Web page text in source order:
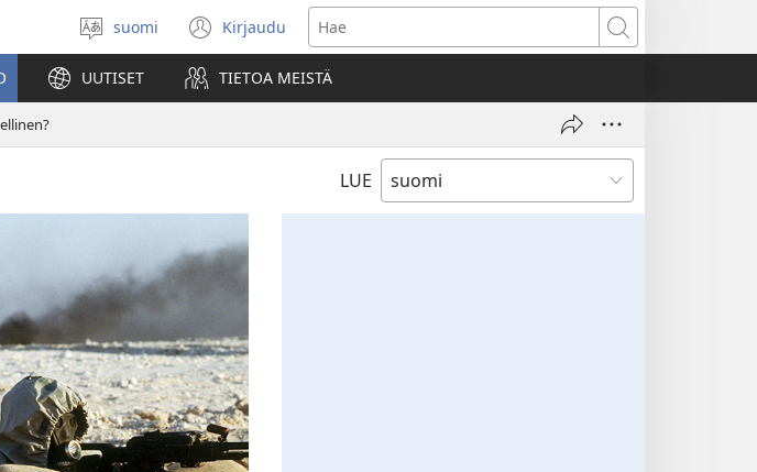
Valitse
kieli
suomi Kirjaudu
(avaa
uuden
ikkunan)
Hae
UUTISET TIETOA MEISTÄ
LUE